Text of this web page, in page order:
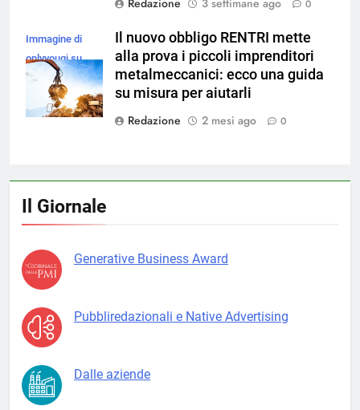
0
Immagine di
onlyyouqj su
Magnific
Il nuovo obbligo RENTRI mette
alla prova i piccoli imprenditori
metalmeccanici: ecco una guida
su misura per aiutarli
Redazione
2 mesi ago 0
Il Giornale
Generative Business Award
Pubbliredazionali e Native Advertising
Dalle aziende